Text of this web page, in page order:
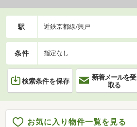
駅 近鉄京都線/興戸
条件 指定なし
検索条件を保存
新着メールを受
取る
お気に入り物件一覧を見る